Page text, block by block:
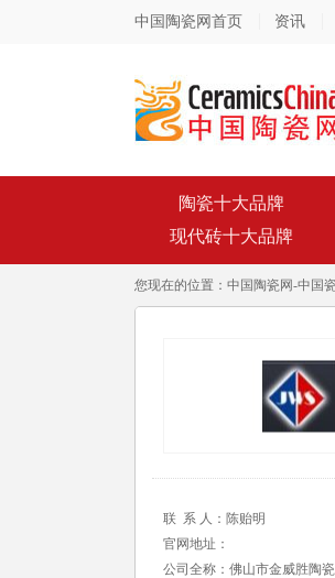
中国陶瓷网首页 资讯
陶瓷十大品牌
现代砖十大品牌
您现在的位置： 中国陶瓷网-中国
联 系 人：陈贻明
官网地址：
公司全称：佛山市金威胜陶